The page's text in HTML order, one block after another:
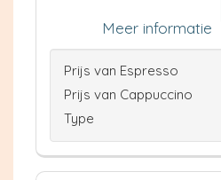
Meer informatie
Prijs van Espresso
Prijs van Cappuccino
Type